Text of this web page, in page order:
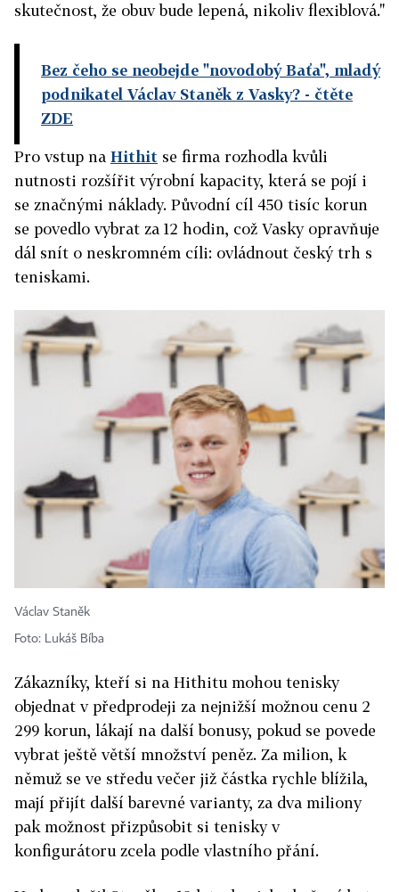
skutečnost, že obuv bude lepená, nikoliv flexiblová."
Bez čeho se neobejde "novodobý Baťa", mladý
podnikatel Václav Staněk z Vasky? - čtěte
ZDE
Pro vstup na Hithit se firma rozhodla kvůli
nutnosti rozšířit výrobní kapacity, která se pojí i
se značnými náklady. Původní cíl 450 tisíc korun
se povedlo vybrat za 12 hodin, což Vasky opravňuje
dál snít o neskromném cíli: ovládnout český trh s
teniskami.
Václav Staněk
Foto: Lukáš Bíba
Zákazníky, kteří si na Hithitu mohou tenisky
objednat v předprodeji za nejnižší možnou cenu 2
299 korun, lákají na další bonusy, pokud se povede
vybrat ještě větší množství peněz. Za milion, k
němuž se ve středu večer již částka rychle blížila,
mají přijít další barevné varianty, za dva miliony
pak možnost přizpůsobit si tenisky v
konfigurátoru zcela podle vlastního přání.